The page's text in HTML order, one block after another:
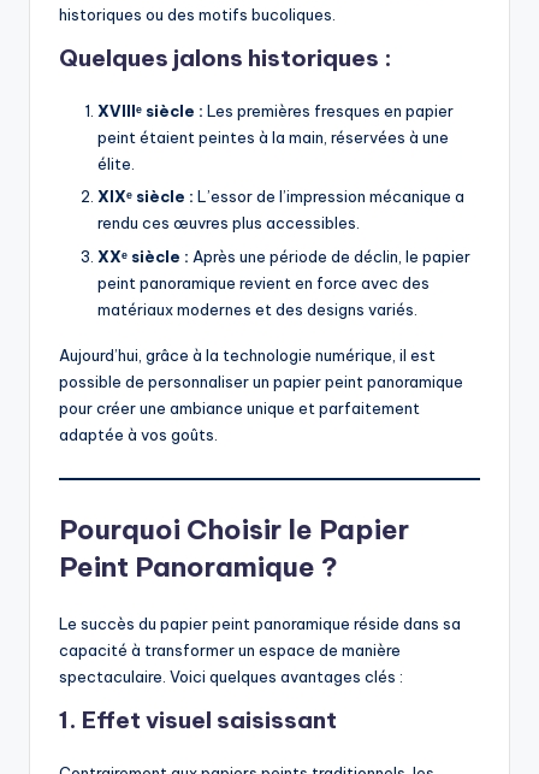
historiques ou des motifs bucoliques.
Quelques jalons historiques :
XVIIIᵉ siècle : Les premières fresques en papier
peint étaient peintes à la main, réservées à une
élite.
XIXᵉ siècle : L’essor de l’impression mécanique a
rendu ces œuvres plus accessibles.
XXᵉ siècle : Après une période de déclin, le papier
peint panoramique revient en force avec des
matériaux modernes et des designs variés.
Aujourd’hui, grâce à la technologie numérique, il est
possible de personnaliser un papier peint panoramique
pour créer une ambiance unique et parfaitement
adaptée à vos goûts.
Pourquoi Choisir le Papier
Peint Panoramique ?
Le succès du papier peint panoramique réside dans sa
capacité à transformer un espace de manière
spectaculaire. Voici quelques avantages clés :
1. Effet visuel saisissant